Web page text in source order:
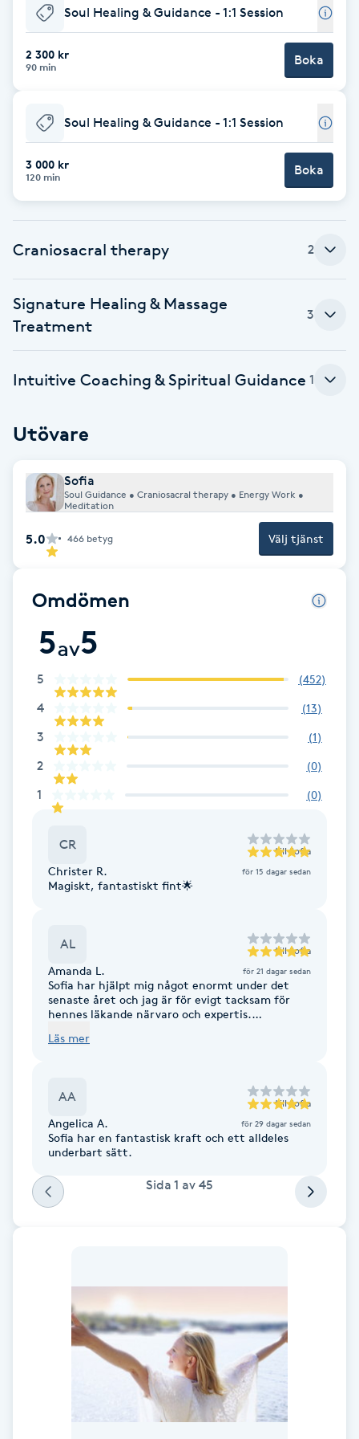
Babylights
Balayage
Bambumassage
Barber
BIAB
Blowout
Brynformning
Brynfärgning
Brynplockning
Coachning
Color correction
Cryoterapi
Damklippning
Diamantslipning
Enzympeeling
Extensions
Extensions borttagning
Face framing
Faceliftmassage
Fet hårbotten
Fibromassage
Soul Healing & Guidance - 1:1 Session
2 300 kr
90 min Boka
Soul Healing & Guidance - 1:1 Session
3 000 kr
120 min Boka
Craniosacral therapy 2
Signature Healing & Massage
Treatment
3
Intuitive Coaching & Spiritual Guidance 1
Utövare
Sofia
Soul Guidance • Craniosacral therapy • Energy Work •
Meditation
5.0 466 betyg Välj tjänst
Omdömen
5av5
5 (452)
4 (13)
3 (1)
2 (0)
1 (0)
CR till Sofia
Christer R. för 15 dagar sedan
Magiskt, fantastiskt fint🌟
AL till Sofia
Amanda L. för 21 dagar sedan
Sofia har hjälpt mig något enormt under det
senaste året och jag är för evigt tacksam för
hennes läkande närvaro och expertis.
allt 10/10, helt fantastiskt bara.
Läs mer
AA till Sofia
Angelica A. för 29 dagar sedan
Sofia har en fantastisk kraft och ett alldeles
underbart sätt.
Sida 1 av 45